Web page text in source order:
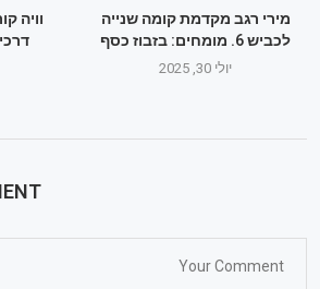
וויה
מירי רגב מקדמת קומה שנייה
לכביש 6. מומחים: בזבוז כסף
יולי 30, 2025